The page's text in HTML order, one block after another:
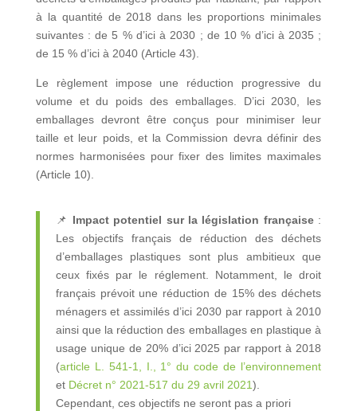
à la quantité de 2018 dans les proportions minimales
suivantes : de 5 % d’ici à 2030 ; de 10 % d’ici à 2035 ;
de 15 % d’ici à 2040 (Article 43).
Le règlement impose une réduction progressive du
volume et du poids des emballages. D’ici 2030, les
emballages devront être conçus pour minimiser leur
taille et leur poids, et la Commission devra définir des
normes harmonisées pour fixer des limites maximales
(Article 10).
📌 Impact potentiel sur la législation française:
Les objectifs français de réduction des déchets
d’emballages plastiques sont plus ambitieux que
ceux fixés par le réglement. Notamment, le droit
français prévoit une réduction de 15% des déchets
ménagers et assimilés d’ici 2030 par rapport à 2010
ainsi que la réduction des emballages en plastique à
usage unique de 20% d’ici 2025 par rapport à 2018
(article L. 541-1, I., 1° du code de l’environnement
et Décret n° 2021-517 du 29 avril 2021).
Cependant, ces objectifs ne seront pas a priori